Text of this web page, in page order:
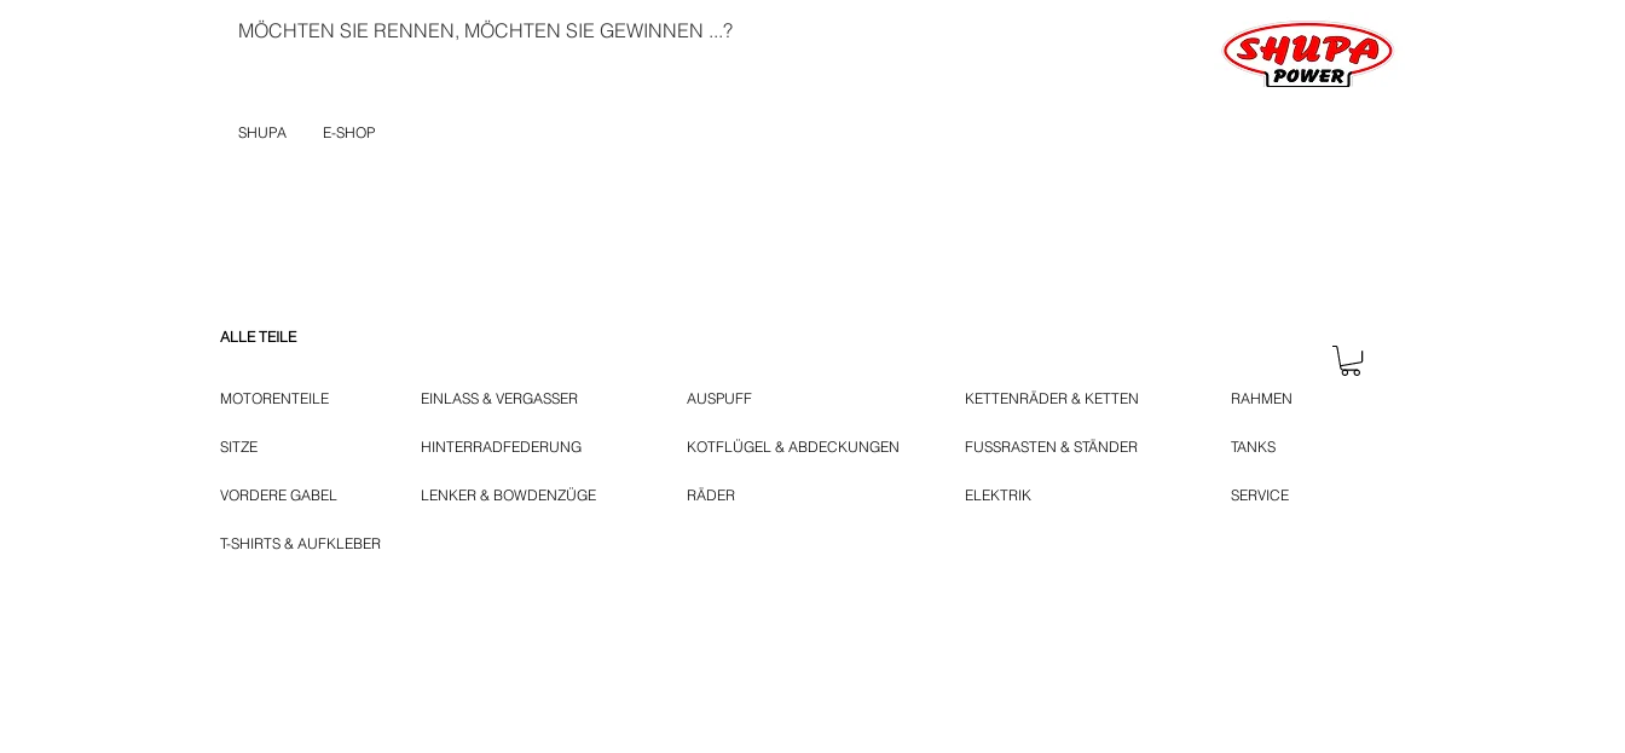
MÖCHTEN SIE RENNEN, MÖCHTEN SIE GEWINNEN ...?
SHUPA E-SHOP
ALLE TEILE
MOTORENTEILE
SITZE
VORDERE GABEL
EINLASS & VERGASSER
HINTERRADFEDERUNG
LENKER & BOWDENZÜGE
AUSPUFF
KOTFLÜGEL & ABDECKUNGEN
RÄDER
KETTENRÄDER & KETTEN
FUSSRASTEN & STÄNDER
ELEKTRIK
RAHMEN
TANKS
SERVICE
T-SHIRTS & AUFKLEBER